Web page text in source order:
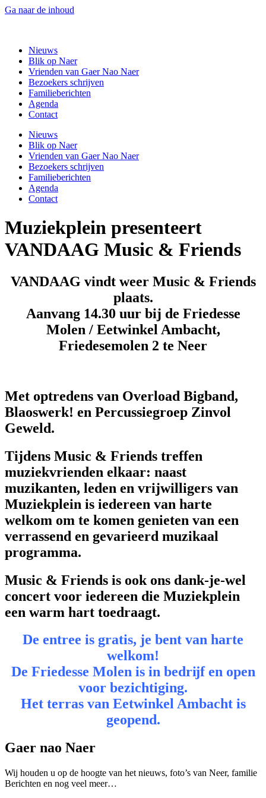
Ga naar de inhoud
Nieuws
Blik op Naer
Vrienden van Gaer Nao Naer
Bezoekers schrijven
Familieberichten
Agenda
Contact
Nieuws
Blik op Naer
Vrienden van Gaer Nao Naer
Bezoekers schrijven
Familieberichten
Agenda
Contact
Muziekplein presenteert
VANDAAG Music & Friends
VANDAAG vindt weer Music & Friends
plaats.
Aanvang 14.30 uur bij de Friedesse
Molen / Eetwinkel Ambacht,
Friedesemolen 2 te Neer
Met optredens van Overload Bigband,
Blaoswerk! en Percussiegroep Zinvol
Geweld.
Tijdens Music & Friends treffen
muziekvrienden elkaar: naast
muzikanten, leden en vrijwilligers van
Muziekplein is iedereen van harte
welkom om te komen genieten van een
verrassend en gevarieerd muzikaal
programma.
Music & Friends is ook ons dank-je-wel
concert voor iedereen die Muziekplein
een warm hart toedraagt.
De entree is gratis, je bent van harte
welkom!
De Friedesse Molen is in bedrĳf en open
voor bezichtiging.
Het terras van Eetwinkel Ambacht is
geopend.
Gaer nao Naer
Wij houden u op de hoogte van het nieuws, foto’s van Neer, familie
Berichten en nog veel meer…